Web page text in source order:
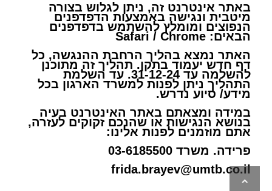
באתר אינטרנט זה, ניתן לגלוש בצורה
מיטבית ונגישה באמצעות הדפדפנים
הנפוצים ומומלץ להשתמש בדפדפנים
הבאים: Safari / Chrome
האתר נמצא בהליך הרחבת ההנגשה, כל
דף חדש יעמוד בתקן. תהליך זה מתוכנן
להשלמה עד 31-12-24. עד השלמת
התהליך ניתן לפנות למשרד הארגון בכל
מידע/ סיוע נדרש.
במידה ומצאתם באתר האינטרנט בעיה
בנושא הנגישות או שהנכם זקוקים לעזרה,
אתם מוזמנים לפנות אלינו:
פרידה. משרד 03-6185500
frida.brayev@umtb.co.il
גלילה